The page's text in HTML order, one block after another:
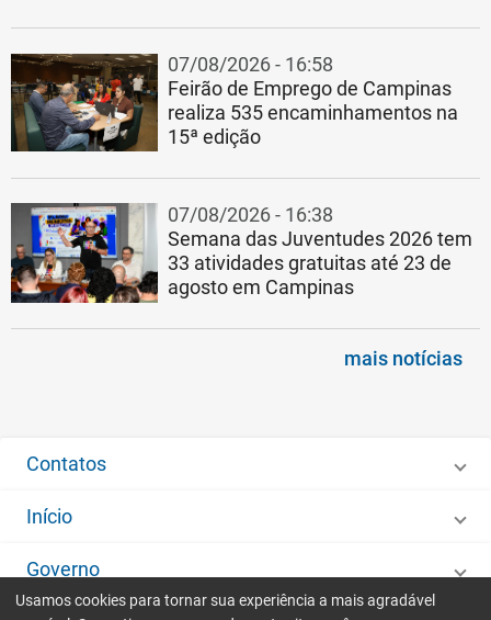
07/08/2026 - 16:58
Feirão de Emprego de Campinas
realiza 535 encaminhamentos na
15ª edição
07/08/2026 - 16:38
Semana das Juventudes 2026 tem
33 atividades gratuitas até 23 de
agosto em Campinas
mais notícias
Contatos
Início
Governo
Usamos cookies para tornar sua experiência a mais agradável